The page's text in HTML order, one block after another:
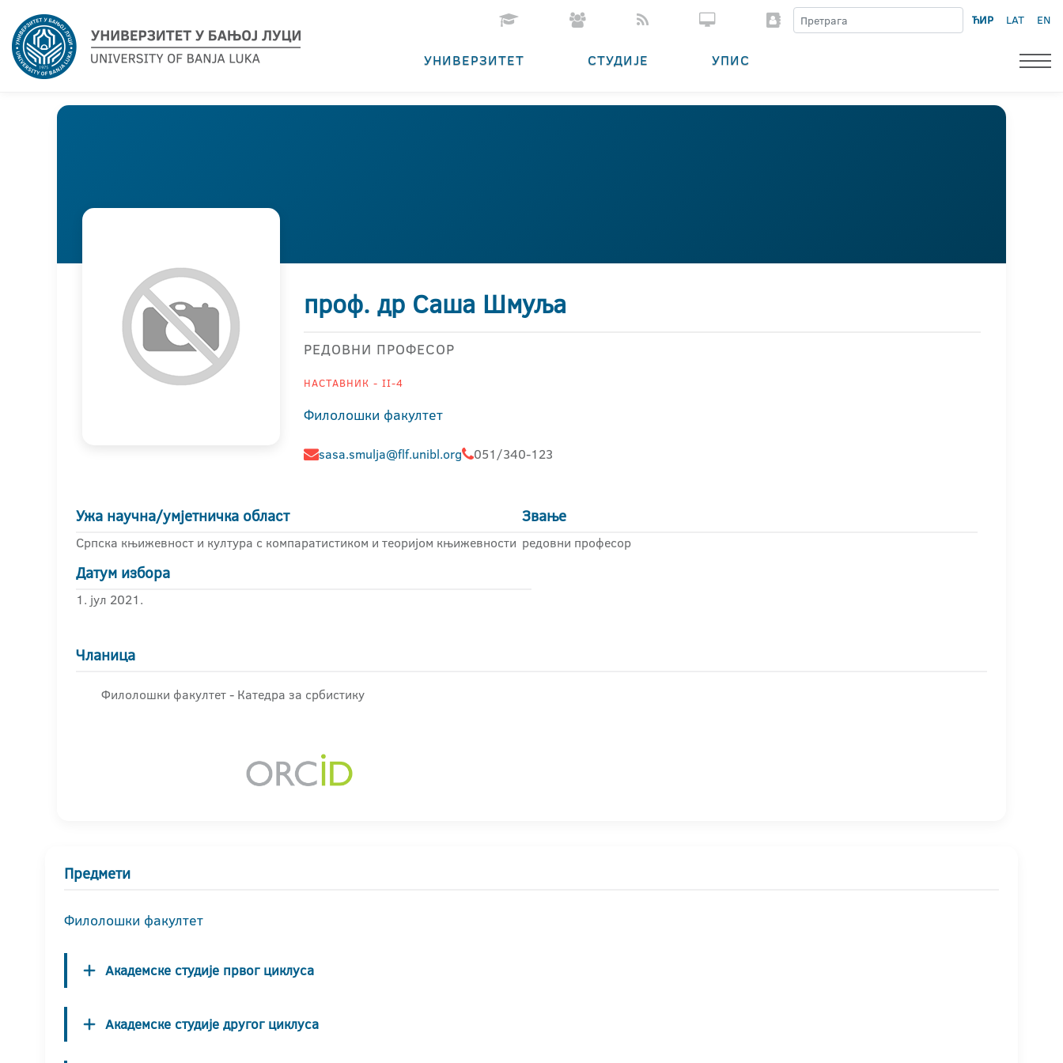
ЋИР LAT EN
УНИВЕРЗИТЕТ СТУДИЈЕ УПИС
проф. др Саша Шмуља
РЕДОВНИ ПРОФЕСОР
НАСТАВНИК - II-4
Филолошки факултет
sasa.smulja@flf.unibl.org 051/340-123
Ужа научна/умјетничка област
Српска књижевност и култура с компаратистиком и теоријом књижевности
Звање
редовни професор
Датум избора
1. јул 2021.
Чланица
Филолошки факултет - Катедра за србистику
Предмети
Филолошки факултет
Академске студије првог циклуса
Академске студије другог циклуса